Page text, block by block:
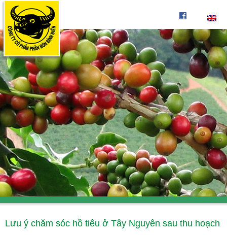
Lưu ý chăm sóc hồ tiêu ở Tây Nguyên sau thu hoạch